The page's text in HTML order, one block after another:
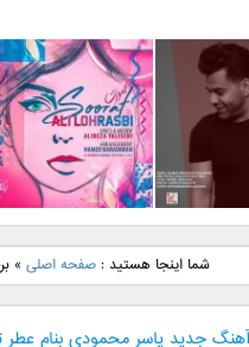
جدید رضا
بنام نگار
دانلود آهنگ جدید علی
لهراسبی بنام صورتشما اینجا هستید :صفحه اصلی »
آهنگ جدید یاسر محمودی بنام عطر